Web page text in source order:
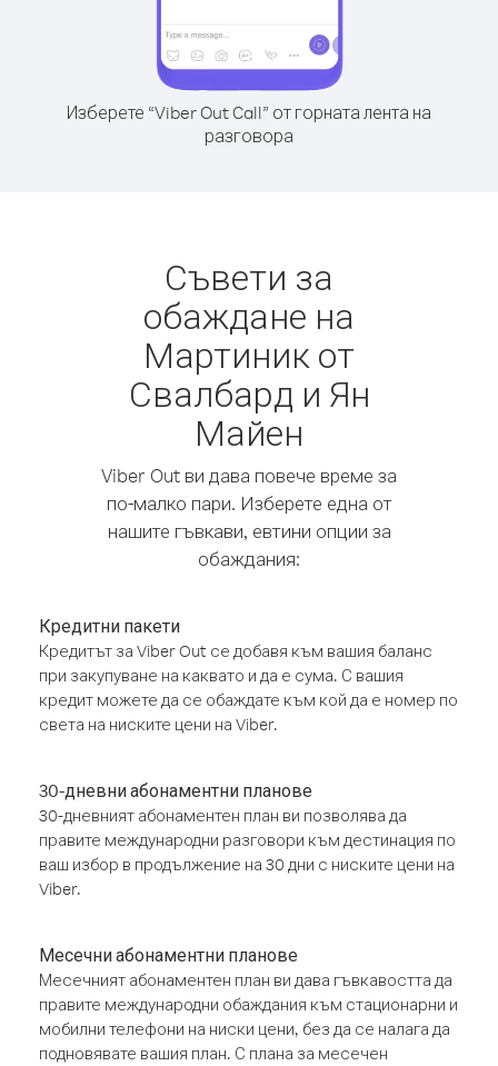
Изберете “Viber Out Call” от горната лента на
разговора
Съвети за
обаждане на
Мартиник от
Свалбард и Ян
Майен
Viber Out ви дава повече време за
по-малко пари. Изберете една от
нашите гъвкави, евтини опции за
обаждания:
Кредитни пакети
Кредитът за Viber Out се добавя към вашия баланс
при закупуване на каквато и да е сума. С вашия
кредит можете да се обаждате към кой да е номер по
света на ниските цени на Viber.
30-дневни абонаментни планове
30-дневният абонаментен план ви позволява да
правите международни разговори към дестинация по
ваш избор в продължение на 30 дни с ниските цени на
Viber.
Месечни абонаментни планове
Месечният абонаментен план ви дава гъвкавостта да
правите международни обаждания към стационарни и
мобилни телефони на ниски цени, без да се налага да
подновявате вашия план. С плана за месечен